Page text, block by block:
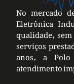
No mercado
Eletrônica
qualidade,
serviços
anos, a
atendimento